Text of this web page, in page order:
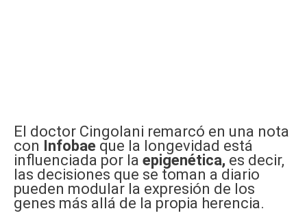
El doctor Cingolani remarcó en una nota
con Infobae que la longevidad está
influenciada por la epigenética, es decir,
las decisiones que se toman a diario
pueden modular la expresión de los
genes más allá de la propia herencia.